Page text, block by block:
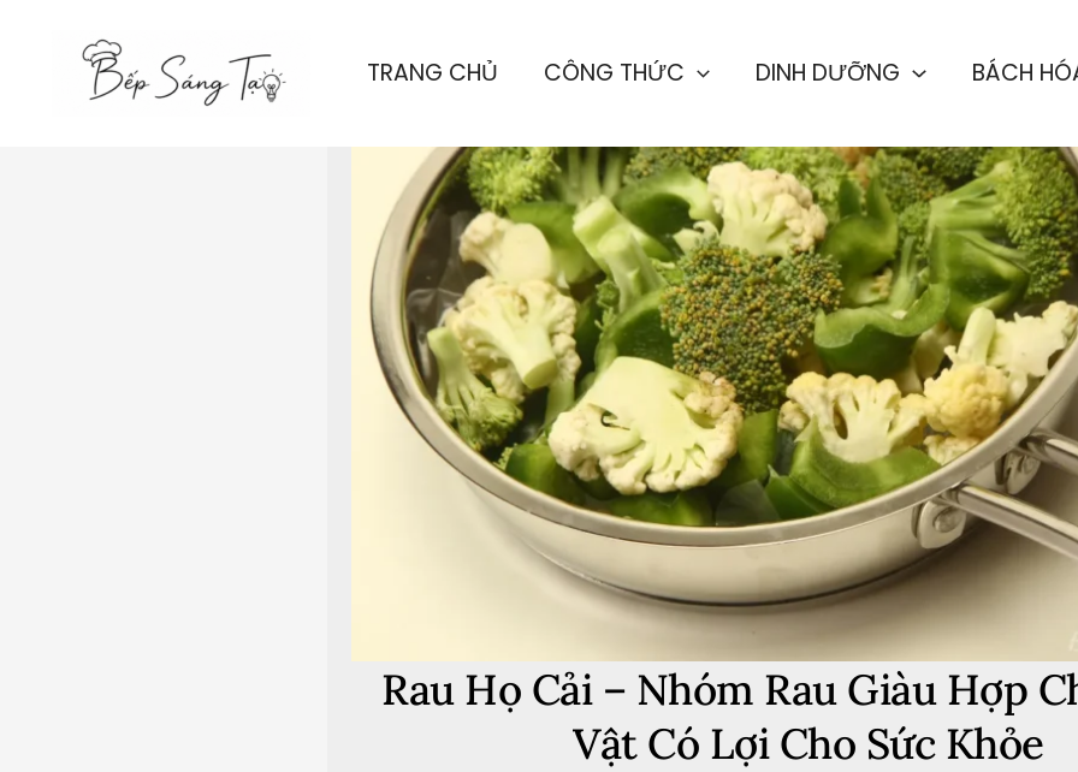
TRANG CHỦ CÔNG THỨC DINH DƯỠNG BÁCH
Rau Họ Cải – Nhóm Rau Giàu Hợp
Vật Có Lợi Cho Sức Khỏe